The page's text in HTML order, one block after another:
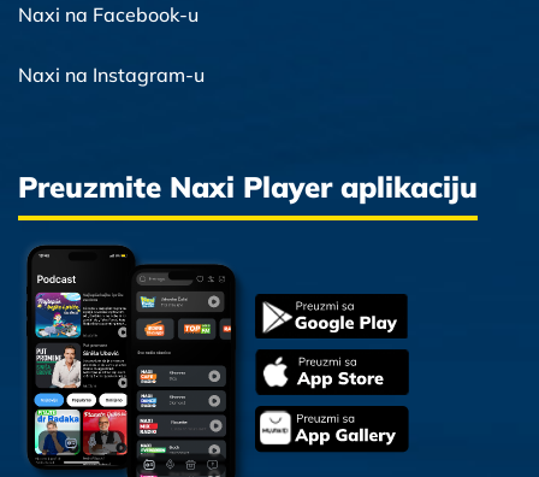
Naxi na Facebook-u
Naxi na Instagram-u
Preuzmite Naxi Player aplikaciju